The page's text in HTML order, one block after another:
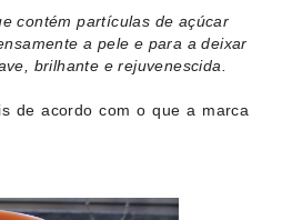
contém partículas de açúcar
a pele e para a deixar
brilhante e rejuvenescida.
de acordo com o que a marca